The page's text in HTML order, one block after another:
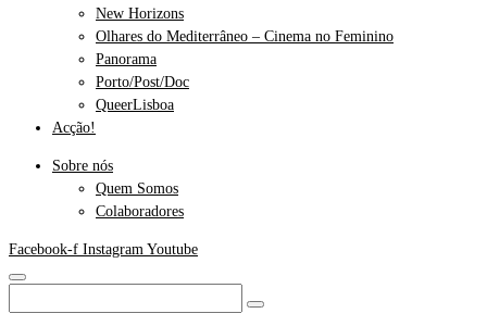
New Horizons
Olhares do Mediterrâneo – Cinema no Feminino
Panorama
Porto/Post/Doc
QueerLisboa
Acção!
Sobre nós
Quem Somos
Colaboradores
Facebook-f Instagram Youtube